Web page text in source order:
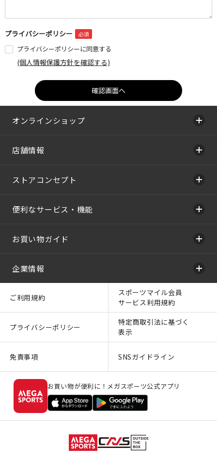
プライバシーポリシー
プライバシーポリシーに同意する
(個人情報保護方針を確認する)
オンラインショップ
店舗情報
ストアコンセプト
便利なサービス・機能
お買い物ガイド
企業情報
ご利用規約
スポーツマイル会員
サービス利用規約
プライバシーポリシー
特定商取引法に基づく
表示
免責事項 SNSガイドライン
お買い物が便利に！メガスポーツ公式アプリ